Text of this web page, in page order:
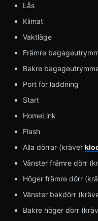
Lås
Klimat
Vaktläge
Främre
Bakre
Port för laddning
Start
HomeLink
Flash
Alla dörrar (kräver
Vänster främre dörr
Höger främre dörr
Vänster bakdörr
Bakre höger dörr